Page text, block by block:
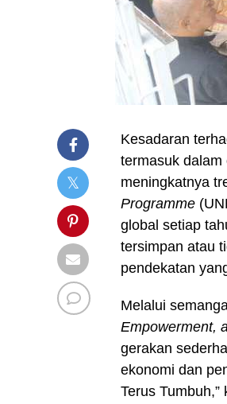
Kesadaran
termasuk dalam
meningkatnya
Programme
global setiap
tersimpan atau
pendekatan
Melalui
Empowerment,
gerakan
ekonomi dan
Terus